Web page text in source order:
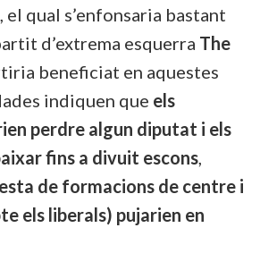
qual s’enfonsaria bastant
d’extrema esquerra The
beneficiat en aquestes
indiquen que els
perdre algun diputat i els
fins a divuit escons,
de formacions de centre i
els liberals) pujarien en